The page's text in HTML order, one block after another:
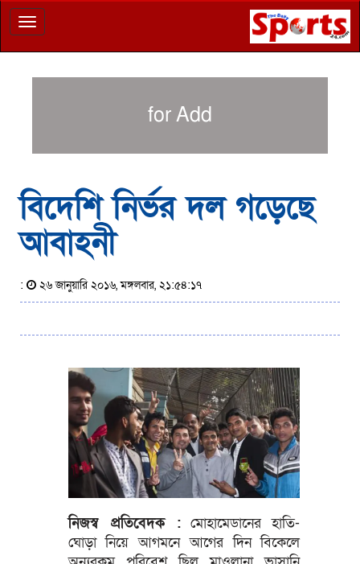
Toggle
navigation
for Add
বিদেশি নির্ভর দল গড়েছে
আবাহনী
: ২৬ জানুয়ারি ২০১৬, মঙ্গলবার, ২১:৫৪:১৭
নিজস্ব প্রতিবেদক :মোহামেডানের হাতি-
ঘোড়া নিয়ে আগমনে আগের দিন বিকেলে